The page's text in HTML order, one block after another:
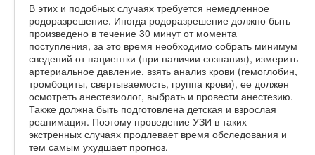
В этих и подобных случаях требуется немедленное
родоразрешение. Иногда родоразрешение должно быть
произведено в течение 30 минут от момента
поступления, за это время необходимо собрать минимум
сведений от пациентки (при наличии сознания), измерить
артериальное давление, взять анализ крови (гемоглобин,
тромбоциты, свертываемость, группа крови), ее должен
осмотреть анестезиолог, выбрать и провести анестезию.
Также должна быть подготовлена детская и взрослая
реанимация. Поэтому проведение УЗИ в таких
экстренных случаях продлевает время обследования и
тем самым ухудшает прогноз.